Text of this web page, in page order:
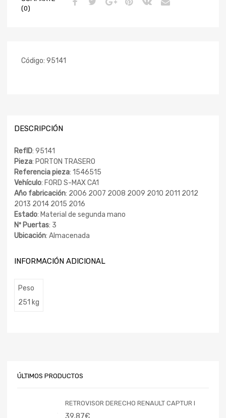
(0)
Código: 95141
DESCRIPCIÓN
RefID: 95141
Pieza: PORTON TRASERO
Referencia pieza: 1546515
Vehículo: FORD S-MAX CA1
Año fabricación: 2006 2007 2008 2009 2010 2011 2012
2013 2014 2015 2016
Estado: Material de segunda mano
Nº Puertas: 3
Ubicación: Almacenada
INFORMACIÓN ADICIONAL
Peso
251 kg
ÚLTIMOS PRODUCTOS
RETROVISOR DERECHO RENAULT CAPTUR I
39,87€